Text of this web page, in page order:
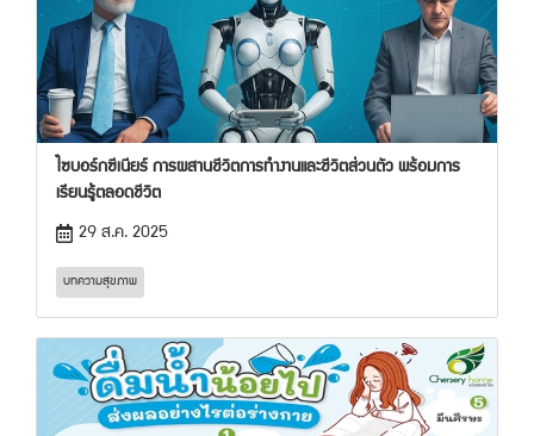
ไซบอร์กซีเนียร์ การผสานชีวิตการทำงานและชีวิตส่วนตัว พร้อมการ
เรียนรู้ตลอดชีวิต
29 ส.ค. 2025
บทความสุขภาพ